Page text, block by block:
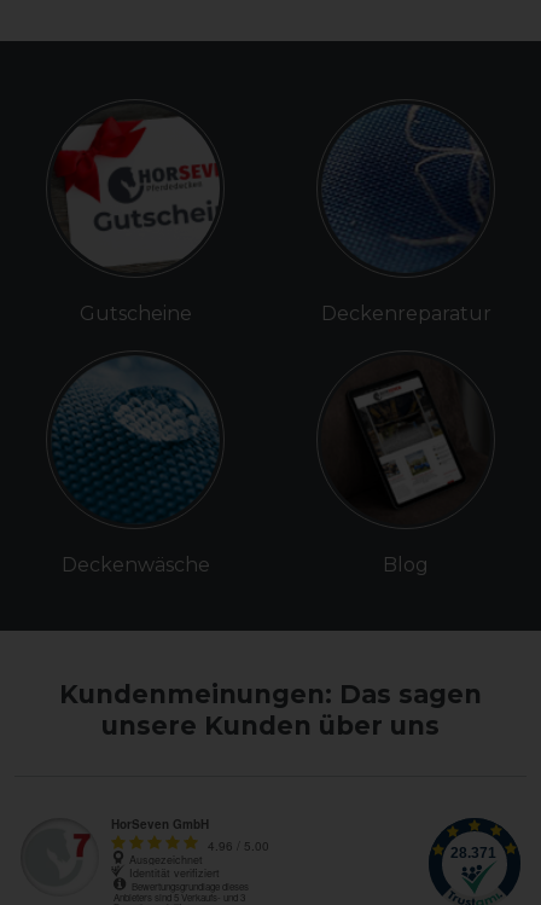
Gutscheine
Deckenwäsche
Deckenreparatur
Blog
Kundenmeinungen: Das sagen
unsere Kunden über uns